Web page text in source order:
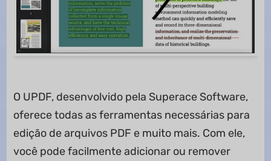
O UPDF, desenvolvido pela Superace Software,
oferece todas as ferramentas necessárias para
edição de arquivos PDF e muito mais. Com ele,
você pode facilmente adicionar ou remover